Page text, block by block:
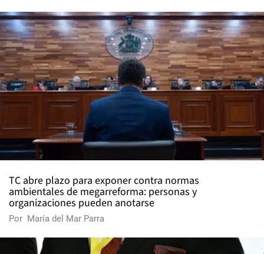
TC abre plazo para exponer contra normas
ambientales de megarreforma: personas y
organizaciones pueden anotarse
Por María del Mar Parra